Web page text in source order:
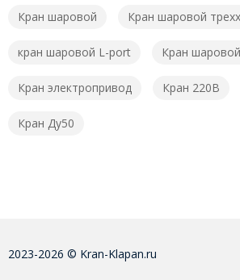
Кран шаровой Кран шаровой
кран шаровой L-port Кран
Кран электропривод Кран 220В
Кран Ду50
2023-2026 © Kran-Klapan.ru